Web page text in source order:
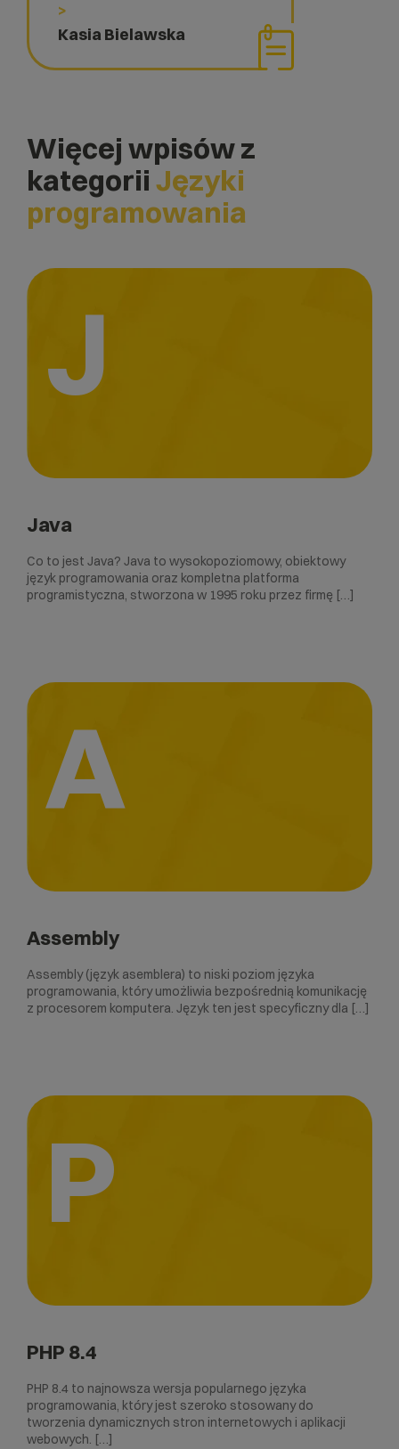
>
Kasia Bielawska
Więcej wpisów z
kategorii Języki
programowania
J
Java
Co to jest Java? Java to wysokopoziomowy, obiektowy
język programowania oraz kompletna platforma
programistyczna, stworzona w 1995 roku przez firmę […]
A
Assembly
Assembly (język asemblera) to niski poziom języka
programowania, który umożliwia bezpośrednią komunikację
z procesorem komputera. Język ten jest specyficzny dla […]
P
PHP 8.4
PHP 8.4 to najnowsza wersja popularnego języka
programowania, który jest szeroko stosowany do
tworzenia dynamicznych stron internetowych i aplikacji
webowych. […]